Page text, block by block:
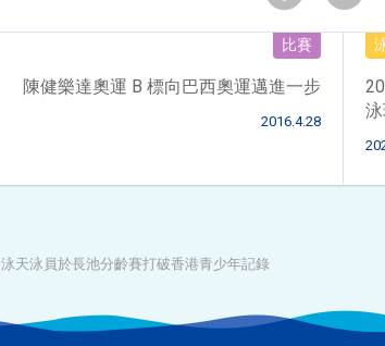
比賽
陳健樂達奧運 B 標向巴西奧運邁進一步
2016.4.28
泳天泳員於長池分齡賽打破香港青少年記錄